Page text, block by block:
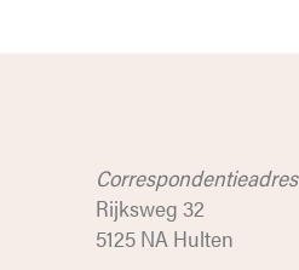
Correspondentieadres
Rijksweg 32
5125 NA Hulten